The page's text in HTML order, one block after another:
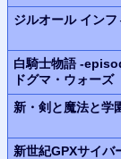
ジルオール イン
白騎士物語 -
ドグマ・ウォーズ
新・剣と魔法と学
新世紀GPXサイバ